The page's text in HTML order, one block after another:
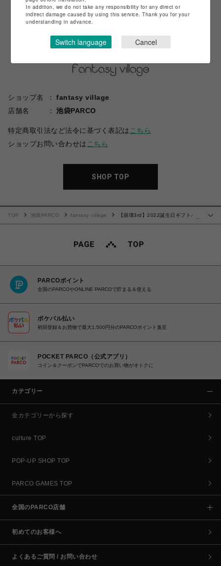
ショップ名
fantasy village
店舗名
池袋PARCO
特定商取引法など法令に基づく表記は こちら
ショップお問い合わせは こちら
SHOP TOP
TOP 池袋PARCO fantasy village
【崩壊3rd】2022誕生日ギフトパッ
PARCOポイント
全国のPARCOやONLINE PARCOで貯まる＆使える
ポケパル払い
初回登録＆お買物で最大1,500円分のPARCOポイント進呈
POCKET PARCO（公式アプリ）
コイン＆クーポンでPARCOでのお買い物がオトクに
カテゴリー
全カテゴリーから探す
culture TOP
POP-UP SHOP TOP
PARCO GAMES TOP
全国のPARCO店舗
初めてのお客様へ
よくあるご質問 / お問い合わせ
In addition, we do not take any responsibility for any direct or
indirect damage caused by using this service. Thank you for your
understanding in advance.
Switch language Cancel